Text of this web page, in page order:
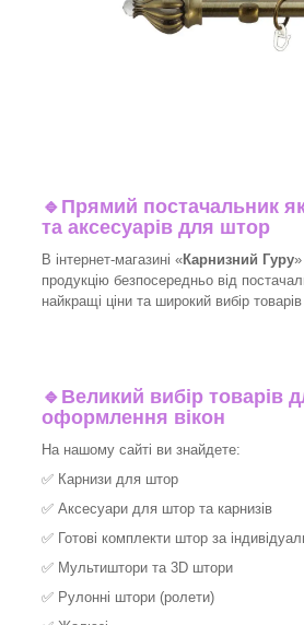
🔹 Прямий постачальник
та аксесуарів для штор
В інтернет-магазині «Карнизний Гуру
продукцію безпосередньо від
найкращі ціни та широкий вибір
🔹 Великий вибір товарів
оформлення вікон
На нашому сайті ви знайдете:
✅ Карнизи для штор
✅ Аксесуари для штор та карнизів
✅ Готові комплекти штор за
✅ Мультиштори та 3D штори
✅ Рулонні штори (ролети)